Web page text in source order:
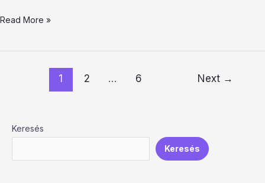
Read More »
1 2 … 6 Next →
Keresés
Keresés